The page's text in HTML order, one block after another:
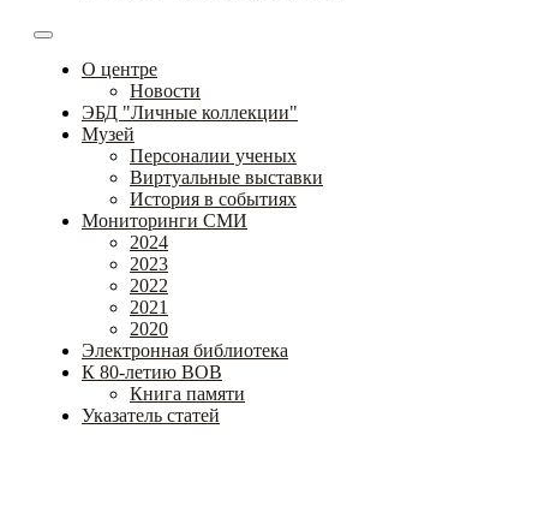
О центре
Новости
ЭБД "Личные коллекции"
Музей
Персоналии ученых
Виртуальные выставки
История в событиях
Мониторинги СМИ
2024
2023
2022
2021
2020
Электронная библиотека
К 80-летию ВОВ
Книга памяти
Указатель статей